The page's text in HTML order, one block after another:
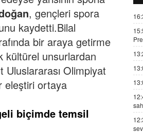
, gençleri spora
kaydetti.Bilal
bir araya getirme
kültürel unsurlardan
Uluslararası Olimpiyat
eleştiri ortaya
biçimde temsil